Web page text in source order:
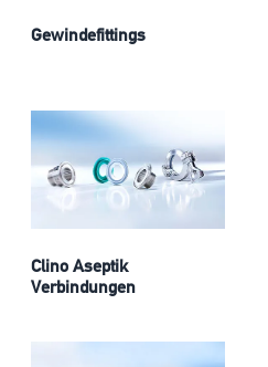
Gewindefittings
Clino Aseptik
Verbindungen